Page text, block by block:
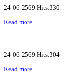
24-06-2569 Hits:330
Read more
24-06-2569 Hits:304
Read more